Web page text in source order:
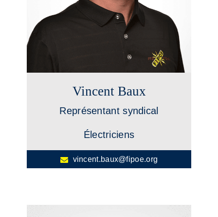
Vincent Baux
Représentant syndical
Électriciens
vincent.baux@fipoe.org